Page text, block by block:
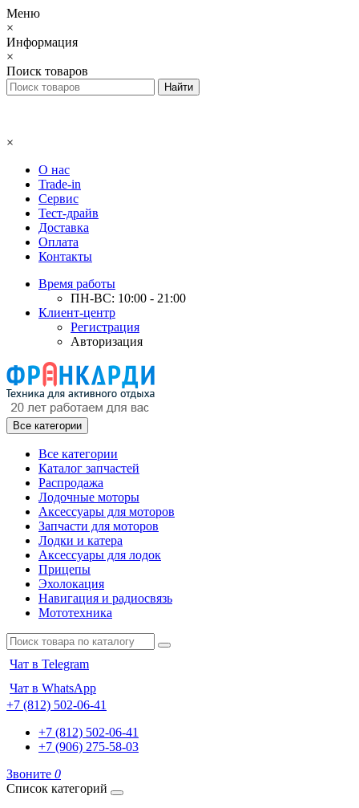
Меню
×
Информация
×
Поиск товаров
×
О нас
Trade-in
Сервис
Тест-драйв
Доставка
Оплата
Контакты
Время работы
ПН-ВС: 10:00 - 21:00
Клиент-центр
Регистрация
Авторизация
Все категории
Все категории
Каталог запчастей
Распродажа
Лодочные моторы
Аксессуары для моторов
Запчасти для моторов
Лодки и катера
Аксессуары для лодок
Прицепы
Эхолокация
Навигация и радиосвязь
Мототехника
Чат в Telegram
Чат в WhatsApp
+7 (812) 502-06-41
+7 (812) 502-06-41
+7 (906) 275-58-03
Звоните 0
Список категорий